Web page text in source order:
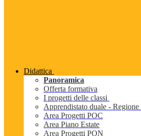
Didattica
Panoramica
Offerta formativa
I progetti delle classi
Apprendistato duale - Regione
Area Progetti POC
Area Piano Estate
Area Progetti PON